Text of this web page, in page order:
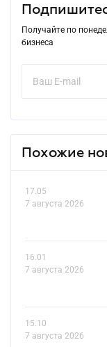
Получайте по
бизнеса
Похожие
17.05
7 августа 2026
16.01
7 августа 2026
15.10
7 августа 2026